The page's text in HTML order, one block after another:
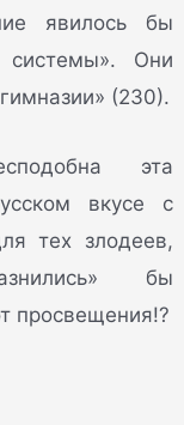
явилось бы
системы». Они
(230).
эта
вкусе с
тех злодеев,
бы
просвещения!?